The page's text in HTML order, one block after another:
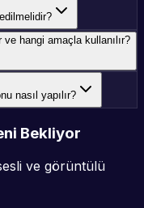
hangi amaçla kullanılır?
nasıl yapılır?
Bekliyor
ve görüntülü